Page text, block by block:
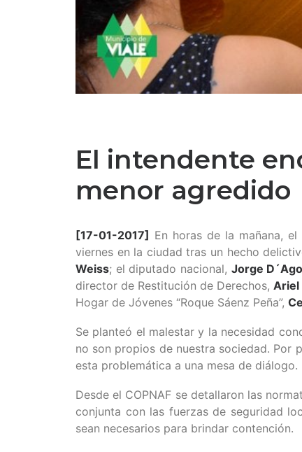
El intendente
menor agredido
[17-01-2017] En horas de la mañana,
viernes en la ciudad tras un hecho
Weiss; el diputado nacional, Jorge
director de Restitución de Derechos,Ariel
Hogar de Jóvenes “Roque Sáenz Peña”,
Se planteó el malestar y la necesidad
no son propios de nuestra sociedad. Por
esta problemática a una mesa de diálogo.
Desde el COPNAF se detallaron las
conjunta con las fuerzas de seguridad
sean necesarios para brindar contención.